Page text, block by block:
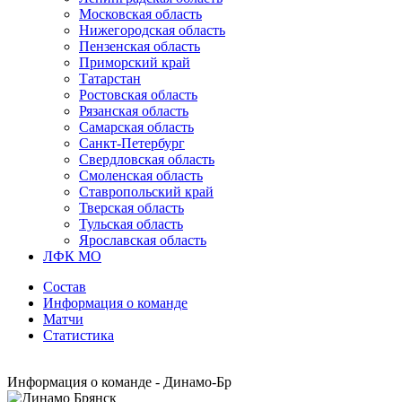
Московская область
Нижегородская область
Пензенская область
Приморский край
Татарстан
Ростовская область
Рязанская область
Самарская область
Санкт-Петербург
Свердловская область
Смоленская область
Ставропольский край
Тверская область
Тульская область
Ярославская область
ЛФК МО
Состав
Информация о команде
Матчи
Статистика
Информация о команде - Динамо-Бр